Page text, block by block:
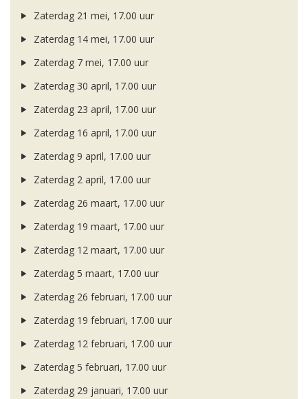
Zaterdag 21 mei, 17.00 uur
Zaterdag 14 mei, 17.00 uur
Zaterdag 7 mei, 17.00 uur
Zaterdag 30 april, 17.00 uur
Zaterdag 23 april, 17.00 uur
Zaterdag 16 april, 17.00 uur
Zaterdag 9 april, 17.00 uur
Zaterdag 2 april, 17.00 uur
Zaterdag 26 maart, 17.00 uur
Zaterdag 19 maart, 17.00 uur
Zaterdag 12 maart, 17.00 uur
Zaterdag 5 maart, 17.00 uur
Zaterdag 26 februari, 17.00 uur
Zaterdag 19 februari, 17.00 uur
Zaterdag 12 februari, 17.00 uur
Zaterdag 5 februari, 17.00 uur
Zaterdag 29 januari, 17.00 uur